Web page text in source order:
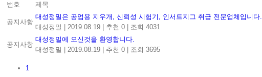
번호 제목
공지사항
대성정밀은 공업용 지우개, 신뢰성 시험기, 인서트지그 취급 전문업체입니다.
대성정밀
2019.08.19 추천 0 조회 4031
공지사항
대성정밀에 오신것을 환영합니다.
대성정밀
2019.08.19 추천 0 조회 3695
1